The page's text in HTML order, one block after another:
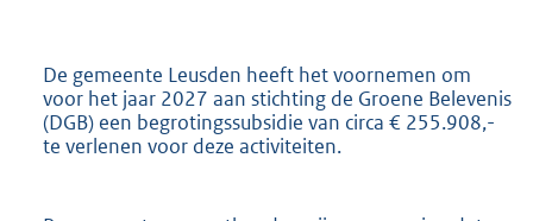
De gemeente Leusden heeft het voornemen om
voor het jaar 2027 aan stichting de Groene Belevenis
(DGB) een begrotingssubsidie van circa € 255.908,-
te verlenen voor deze activiteiten.